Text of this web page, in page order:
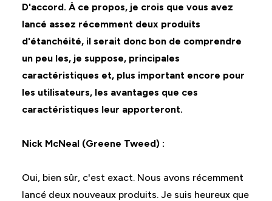
D'accord. À ce propos, je crois que vous avez
lancé assez récemment deux produits
d'étanchéité, il serait donc bon de comprendre
un peu les, je suppose, principales
caractéristiques et, plus important encore pour
les utilisateurs, les avantages que ces
caractéristiques leur apporteront.
Nick McNeal (Greene Tweed) :
Oui, bien sûr, c'est exact. Nous avons récemment
lancé deux nouveaux produits. Je suis heureux que